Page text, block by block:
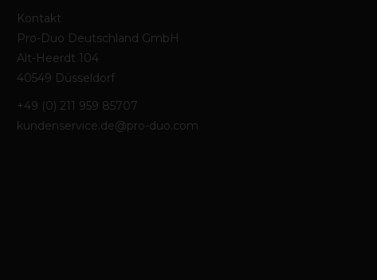
Kontakt
Pro-Duo Deutschland GmbH
Alt-Heerdt 104
40549 Düsseldorf
+49 (0) 211 959 85707
kundenservice.de@pro-duo.com